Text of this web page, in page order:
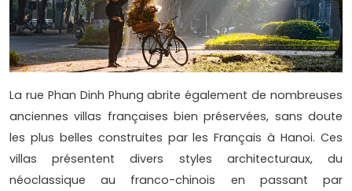
La rue Phan Dinh Phung abrite également de nombreuses
anciennes villas françaises bien préservées, sans doute
les plus belles construites par les Français à Hanoi. Ces
villas présentent divers styles architecturaux, du
néoclassique au franco-chinois en passant par